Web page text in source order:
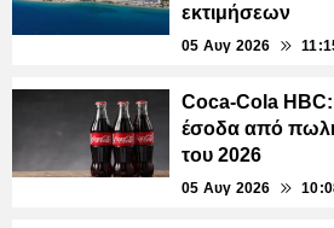
εκτιμήσεων
05 Αυγ 2026
Coca-Cola
έσοδα από
του 2026
05 Αυγ 2026